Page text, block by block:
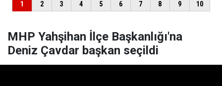
MHP Yahşihan İlçe Başkanlığı'na
Deniz Çavdar başkan seçildi